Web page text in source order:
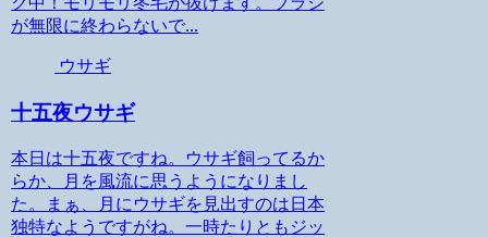
が無限に終わらないで...
ウサギ
十五夜ウサギ
本日は十五夜ですね。ウサギ飼ってるか
らか、月を風流に思うようになりまし
た。まぁ、月にウサギを見出すのは日本
独特なようですがね。一時たりともジッ